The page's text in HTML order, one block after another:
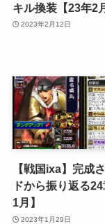
キル換装【23年2
2023年2月12日
【戦国ixa】完成
ドから振り返る
1月】
2023年1月29日